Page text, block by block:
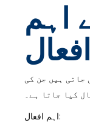
اہم
جاتی ہیں جن کی
کیا جاتا ہے۔
اہم افعال: